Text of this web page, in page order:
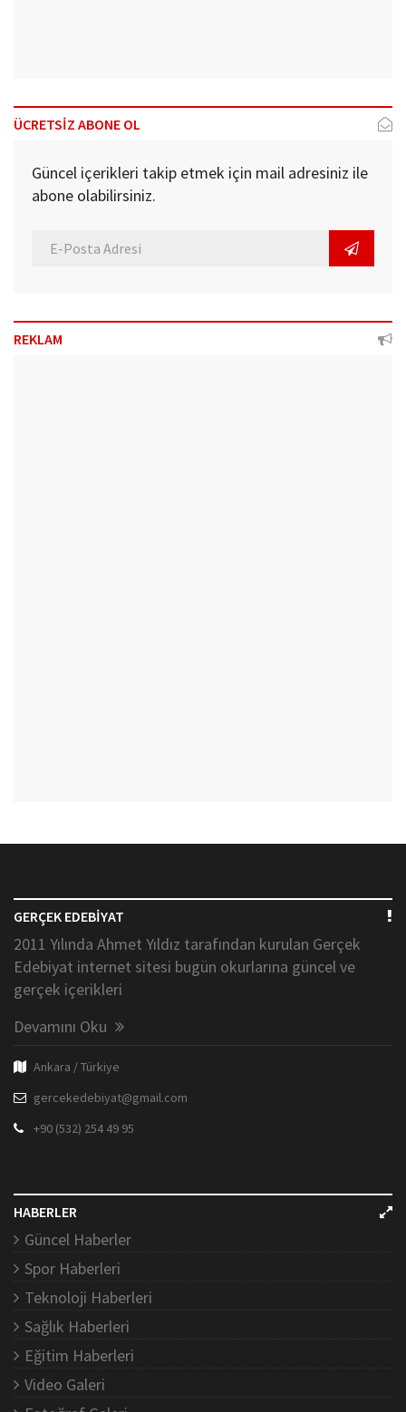
ÜCRETSİZ ABONE OL
Güncel içerikleri takip etmek için mail adresiniz ile
abone olabilirsiniz.
REKLAM
GERÇEK EDEBİYAT
2011 Yılında Ahmet Yıldız tarafından kurulan Gerçek
Edebiyat internet sitesi bugün okurlarına güncel ve
gerçek içerikleri
Devamını Oku
Ankara / Türkiye
gercekedebiyat@gmail.com
+90 (532) 254 49 95
HABERLER
Güncel Haberler
Spor Haberleri
Teknoloji Haberleri
Sağlık Haberleri
Eğitim Haberleri
Video Galeri